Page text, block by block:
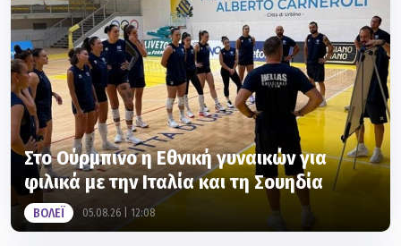
Στο Ούρμπινο η Εθνική γυναικών για
φιλικά με την Ιταλία και τη Σουηδία
ΒΟΛΕΪ 05.08.26 | 12:08
ΒΟΛΕΪ